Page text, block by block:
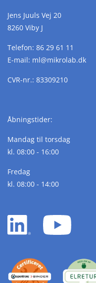
Jens Juuls Vej 20
8260 Viby J
Telefon: 86 29 61 11
E-mail: ml@mikrolab.dk
CVR-nr.: 83309210
Åbningstider:
Mandag til torsdag
kl. 08:00 - 16:00
Fredag
kl. 08:00 - 14:00
LinkedIn
white
YouTube
white